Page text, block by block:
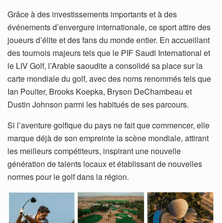
Grâce à des investissements importants et à des
événements d’envergure internationale, ce sport attire des
joueurs d’élite et des fans du monde entier. En accueillant
des tournois majeurs tels que le PIF Saudi International et
le LIV Golf, l’Arabie saoudite a consolidé sa place sur la
carte mondiale du golf, avec des noms renommés tels que
Ian Poulter, Brooks Koepka, Bryson DeChambeau et
Dustin Johnson parmi les habitués de ses parcours.
Si l’aventure golfique du pays ne fait que commencer, elle
marque déjà de son empreinte la scène mondiale, attirant
les meilleurs compétiteurs, inspirant une nouvelle
génération de talents locaux et établissant de nouvelles
normes pour le golf dans la région.